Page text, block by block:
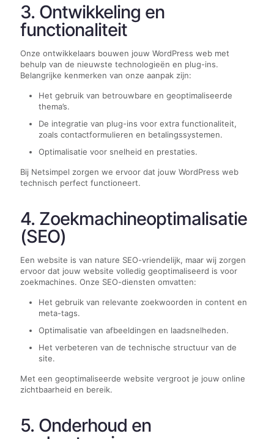
3. Ontwikkeling en
functionaliteit
Onze ontwikkelaars bouwen jouw WordPress web met
behulp van de nieuwste technologieën en plug-ins.
Belangrijke kenmerken van onze aanpak zijn:
Het gebruik van betrouwbare en geoptimaliseerde
thema’s.
De integratie van plug-ins voor extra functionaliteit,
zoals contactformulieren en betalingssystemen.
Optimalisatie voor snelheid en prestaties.
Bij Netsimpel zorgen we ervoor dat jouw WordPress web
technisch perfect functioneert.
4. Zoekmachineoptimalisatie
(SEO)
Een website is van nature SEO-vriendelijk, maar wij zorgen
ervoor dat jouw website volledig geoptimaliseerd is voor
zoekmachines. Onze SEO-diensten omvatten:
Het gebruik van relevante zoekwoorden in content en
meta-tags.
Optimalisatie van afbeeldingen en laadsnelheden.
Het verbeteren van de technische structuur van de
site.
Met een geoptimaliseerde website vergroot je jouw online
zichtbaarheid en bereik.
5. Onderhoud en